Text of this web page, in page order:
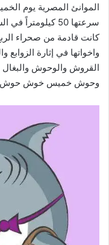
كانت قادمة من صحراء
واخواتها في إثارة
القروش والوحوش
وحوش خميس خوش